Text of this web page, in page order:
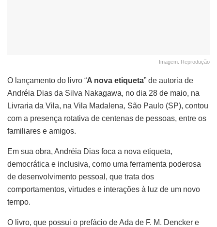
Imagem: Reprodução
O lançamento do livro “A nova etiqueta” de autoria de
Andréia Dias da Silva Nakagawa, no dia 28 de maio, na
Livraria da Vila, na Vila Madalena, São Paulo (SP), contou
com a presença rotativa de centenas de pessoas, entre os
familiares e amigos.
Em sua obra, Andréia Dias foca a nova etiqueta,
democrática e inclusiva, como uma ferramenta poderosa
de desenvolvimento pessoal, que trata dos
comportamentos, virtudes e interações à luz de um novo
tempo.
O livro, que possui o prefácio de Ada de F. M. Dencker e